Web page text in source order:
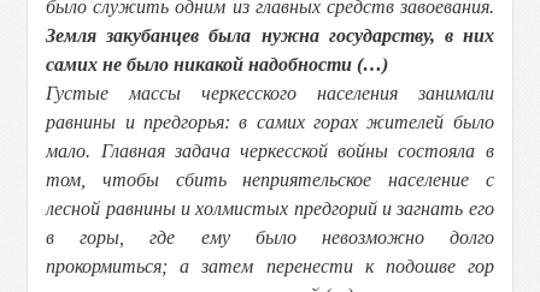
было служить одним из главных средств завоевания.
Земля закубанцев была нужна государству, в них
самих не было никакой надобности (…)
Густые массы черкесского населения занимали
равнины и предгорья: в самих горах жителей было
мало. Главная задача черкесской войны состояла в
том, чтобы сбить неприятельское население с
лесной равнины и холмистых предгорий и загнать его
в горы, где ему было невозможно долго
прокормиться; а затем перенести к подошве гор